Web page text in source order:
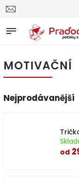
MOTIVAČNÍ
Nejprodávanější
od